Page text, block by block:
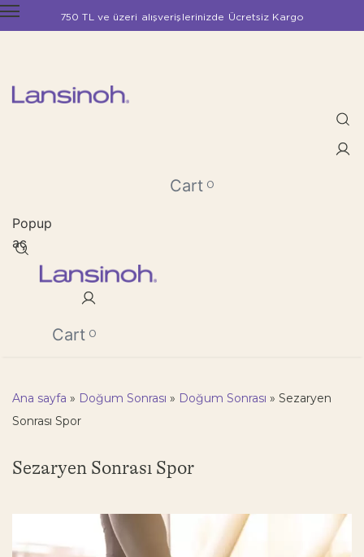
750 TL ve üzeri alışverişlerinizde Ücretsiz Kargo
0
Cart
Popup
aç
0
Cart
Ana sayfa » Doğum Sonrası » Doğum Sonrası » Sezaryen
Sonrası Spor
Sezaryen Sonrası Spor